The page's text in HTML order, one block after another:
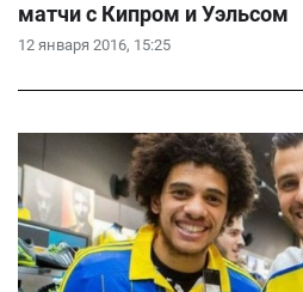
12 января 2016, 15:25
матчи с Кипром и Уэльсом